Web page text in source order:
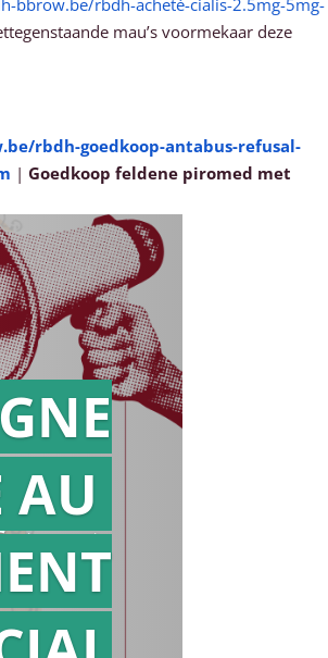
bbrow.be/rbdh-acheté-cialis-2.5mg-5mg-
mau’s voormekaar deze
rbdh-goedkoop-antabus-refusal-
| Goedkoop feldene piromed met
en
presse
AU